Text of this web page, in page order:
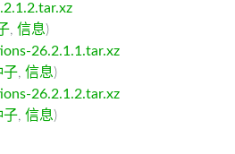
, 信息)
26.2.1.1.tar.xz
子, 信息)
26.2.1.2.tar.xz
子, 信息)